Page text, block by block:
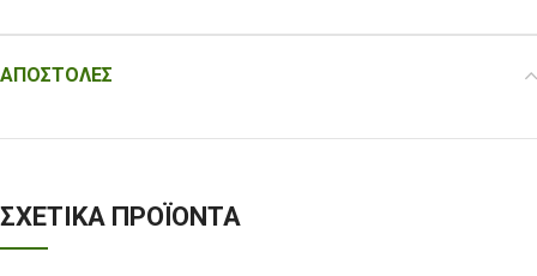
ΑΠΟΣΤΟΛΈΣ
ΣΧΕΤΙΚΆ ΠΡΟΪΌΝΤΑ